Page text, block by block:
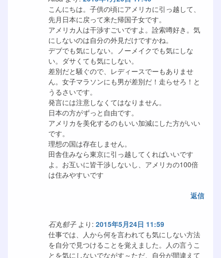
こんにちは。子供の頃にアメリカに引っ越して、
先月日本に戻って来た帰国子女です。
アメリカ人は干渉すごいですよ。詮索噂好き。気
にしないのは自分の外見だけですかね。
デブでも気にしない。ノーメイクでも気にしな
い。ダサくても気にしない。
差別だと騒ぐので、レディースでーもありませ
ん。女子マラソンにも男が差別だ！走らせろ！と
うるさいです。
発言には注意しなくてはなりません。
日本の方がずっと自由です。
アメリカを美化するのもいい加減にした方がいい
です。
理想の国は存在しません。
田舎住みなら東京に引っ越してくればいいです
よ。お互いに皆干渉しないし、アメリカの100倍
は住みやすいです
返信
石丸郁子 より: 2015年5月24日 11:59
仕事では、人から何を言われても気にしない方法
を自分で見つけることを覚えました。人の言うこ
とを気にしないでながす～ただ、自分が間違えて